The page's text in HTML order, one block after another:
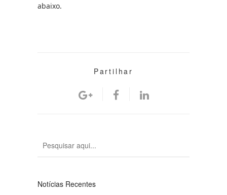
abaixo.
Partilhar
Notícias Recentes